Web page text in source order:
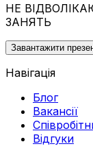
НЕ
ЗАНЯТЬ
Завантажити
Навігація
Блог
Вакансії
Відгуки